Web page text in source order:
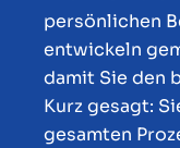
persönlichen
entwickeln
damit Sie den
Kurz gesagt:
gesamten